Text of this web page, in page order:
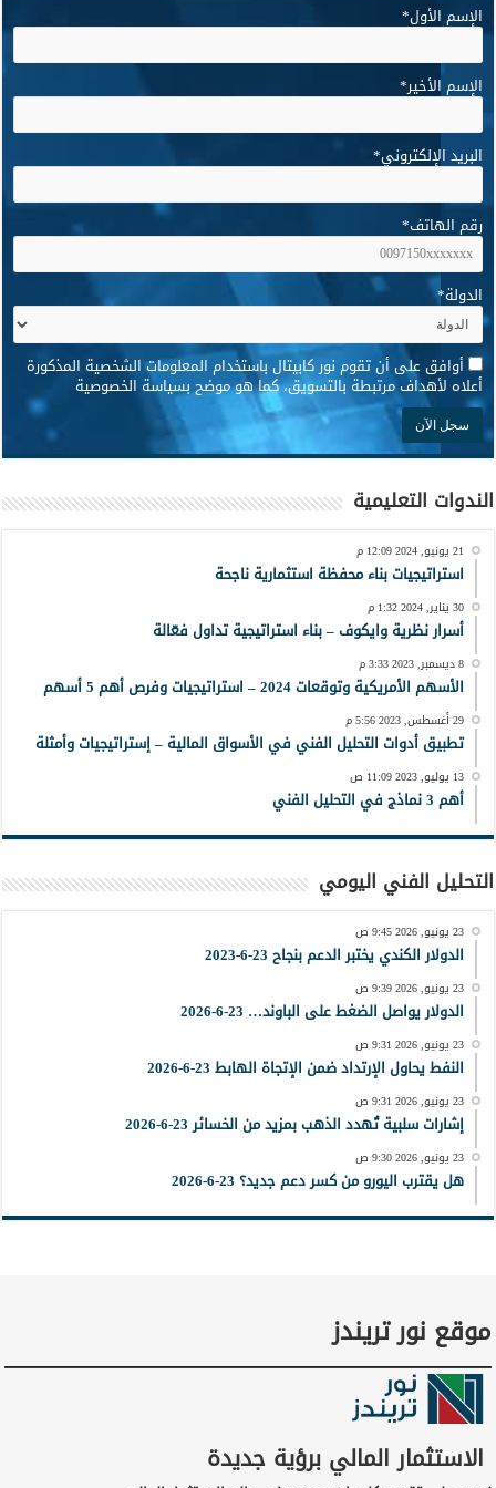
الإسم الأول*
الإسم الأخير*
البريد الإلكتروني*
رقم الهاتف*
الدولة*
* أوافق على أن تقوم نور كابيتال باستخدام المعلومات الشخصية المذكورة
أعلاه لأهداف مرتبطة بالتسويق، كما هو موضح بسياسة الخصوصية
الندوات التعليمية
21 يونيو, 2024 12:09 م
استراتيجيات بناء محفظة استثمارية ناجحة
30 يناير, 2024 1:32 م
أسرار نظرية وايكوف – بناء استراتيجية تداول فعّالة
8 ديسمبر, 2023 3:33 م
الأسهم الأمريكية وتوقعات 2024 – استراتيجيات وفرص أهم 5 أسهم
29 أغسطس, 2023 5:56 م
تطبيق أدوات التحليل الفني في الأسواق المالية – إستراتيجيات وأمثلة
13 يوليو, 2023 11:09 ص
أهم 3 نماذج في التحليل الفني
التحليل الفني اليومي
23 يونيو, 2026 9:45 ص
الدولار الكندي يختبر الدعم بنجاح 23-6-2023
23 يونيو, 2026 9:39 ص
الدولار يواصل الضغط على الباوند… 23-6-2026
23 يونيو, 2026 9:31 ص
النفط يحاول الإرتداد ضمن الإتجاة الهابط 23-6-2026
23 يونيو, 2026 9:31 ص
إشارات سلبية تُهدد الذهب بمزيد من الخسائر 23-6-2026
23 يونيو, 2026 9:30 ص
هل يقترب اليورو من كسر دعم جديد؟ 23-6-2026
موقع نور تريندز
الاستثمار المالي برؤية جديدة